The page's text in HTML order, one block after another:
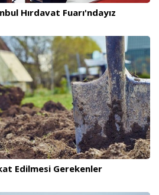
Hırdavat Fuarı'ndayız
Edilmesi Gerekenler